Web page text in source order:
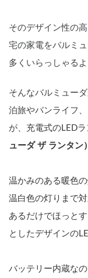
そのデザイン性の
宅の家電をバルミ
多くいらっしゃるよ
そんなバルミュー
泊旅やバンライフ
が、 充電式のLED
ューダ ザ ランタン
温かみのある暖色
温白色の灯りまで
あるだけでほっと
としたデザインの
バッテリー内蔵な